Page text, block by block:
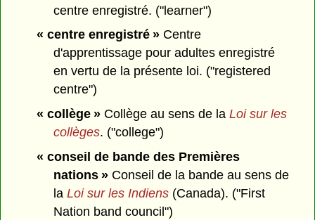
centre enregistré. ("learner")
« centre enregistré »Centre
d'apprentissage pour adultes enregistré
en vertu de la présente loi. ("registered
centre")
« collège »Collège au sens de la Loi sur les
collèges. ("college")
« conseil de bande des Premières
nations » Conseil de la bande au sens de
laLoi sur les Indiens (Canada). ("First
Nation band council")